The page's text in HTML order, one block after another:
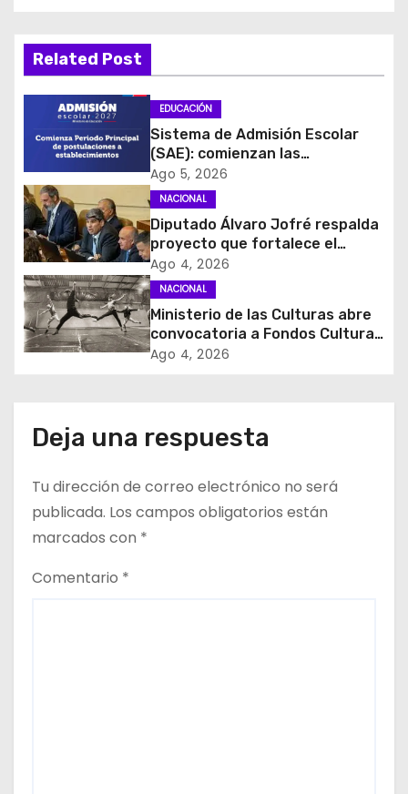
a
c
ó
n
d
e
e
r
a
d
Related Post
EDUCACIÓN
Sistema de Admisión Escolar
(SAE): comienzan las
postulaciones a
establecimientos para 2027
Ago 5, 2026
NACIONAL
Diputado Álvaro Jofré respalda
proyecto que fortalece el
control de identidad durante
estados de excepción
Ago 4, 2026
NACIONAL
Ministerio de las Culturas abre
convocatoria a Fondos Cultura
2027 con foco en
Ago 4, 2026
Deja una respuesta
Tu dirección de correo electrónico no será
publicada. Los campos obligatorios están
marcados con *
Comentario *